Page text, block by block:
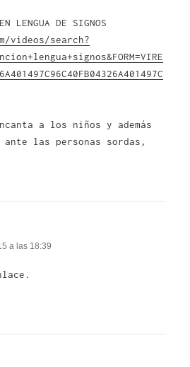
LENGUA DE SIGNOS
videos/search?
a los niños y además
las personas sordas,
a las 18:39